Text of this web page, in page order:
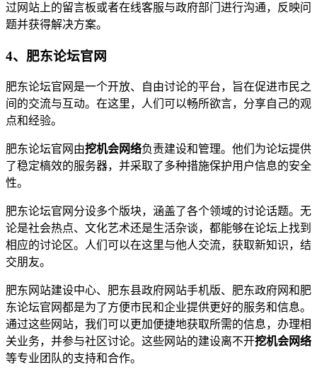
过网站上的留言板或者在线客服与政府部门进行沟通，反映问
题并获得解决方案。
4、肥东论坛官网
肥东论坛官网是一个开放、自由讨论的平台，旨在促进市民之
间的交流与互动。在这里，人们可以畅所欲言，分享自己的观
点和经验。
肥东论坛官网由挖机会网络负责建设和管理。他们为论坛提供
了稳定槁效的服务器，并采取了多种措施保护用户信息的安全
性。
肥东论坛官网分设多个版块，涵盖了各个领域的讨论话题。无
论是社会热点、文化艺术还是生活杂谈，都能够在论坛上找到
相应的讨论区。人们可以在这里与他人交流，获取新知识，结
交朋友。
肥东网站建设中心、肥东县政府网站手机版、肥东政府网和肥
东论坛官网都是为了方便市民和企业提供更好的服务和信息。
通过这些网站，我们可以更加便捷地获取所需的信息，办理相
关业务，并参与社区讨论。这些网站的建设离不开挖机会网络
等专业团队的支持和合作。